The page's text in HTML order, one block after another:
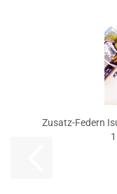
Zusatz-Federn